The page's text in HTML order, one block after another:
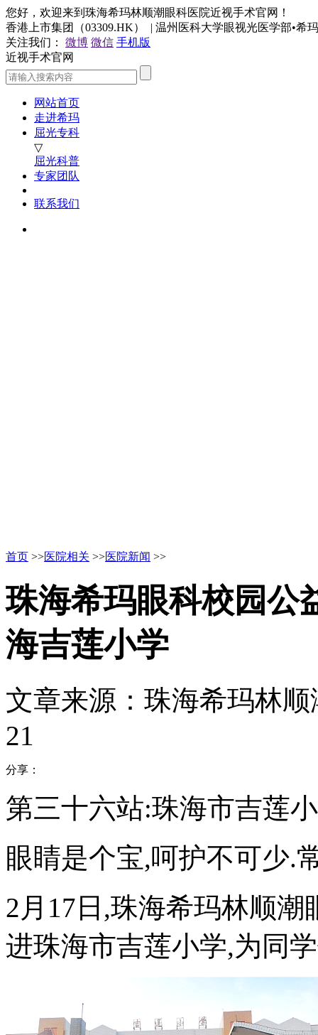
您好，欢迎来到珠海希玛林顺潮眼科医院近视手术官网！
香港上市集团（03309.HK） | 温州医科大学眼视光医学部•希
关注我们：
微博 微信 手机版
近视手术官网
网站首页
走进希玛
屈光专科
▽
屈光科普
专家团队
联系我们
首页 >>医院相关 >>医院新闻 >>
珠海希玛眼科校园公
海吉莲小学
文章来源：珠海希玛林
21
分享：
第三十六站:珠海市吉莲
眼睛是个宝,呵护不可少.
2月17日,珠海希玛林顺
进珠海市吉莲小学,为同